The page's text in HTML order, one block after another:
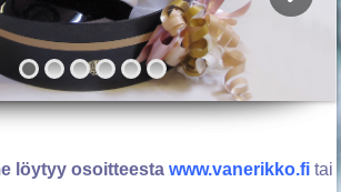
löytyy osoitteesta www.vanerikko.fi tai